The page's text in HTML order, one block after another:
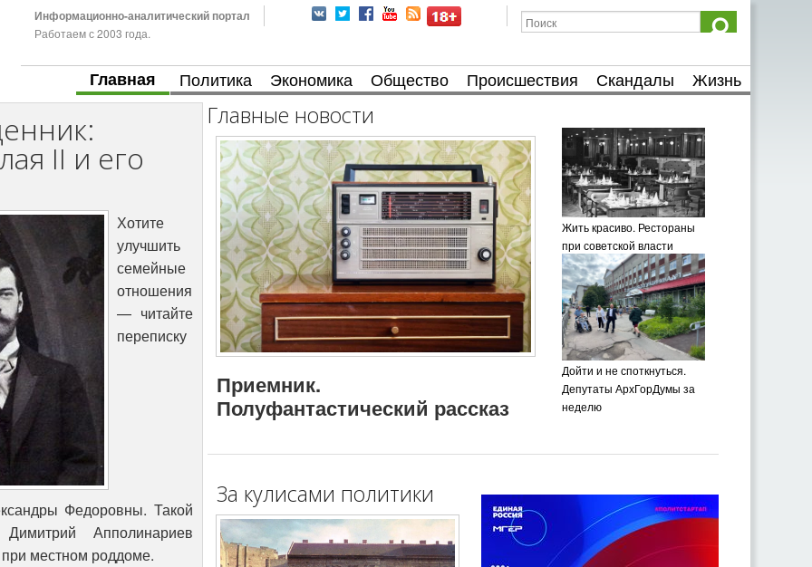
Информационно-аналитический портал
Работаем с 2003 года.
Главная Политика Экономика Общество Происшествия Скандалы Жизнь
II и его
Хотите
улучшить
семейные
отношения
— читайте
переписку
Федоровны. Такой
Апполинариев
местном роддоме.
Главные новости
Приемник.
Полуфантастический рассказ
Жить красиво. Рестораны
при советской власти
Дойти и не споткнуться.
Депутаты АрхГорДумы за
неделю
За кулисами политики